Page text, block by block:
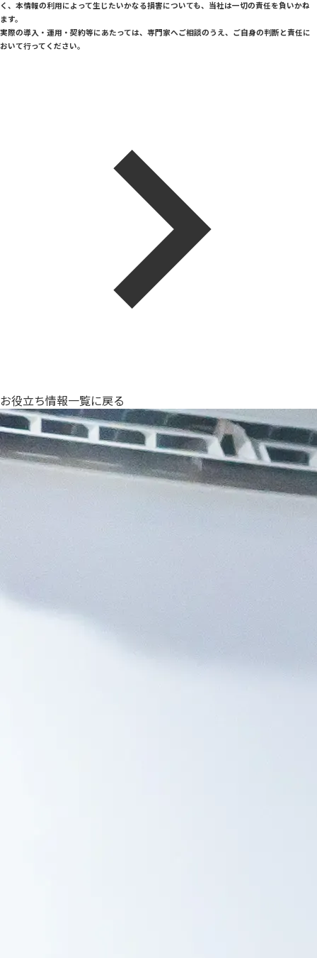
く、本情報の利用によって生じたいかなる損害についても、当社は一切の責任を負いかね
ます。
実際の導入・運用・契約等にあたっては、専門家へご相談のうえ、ご自身の判断と責任に
おいて行ってください。
お役立ち情報一覧に戻る